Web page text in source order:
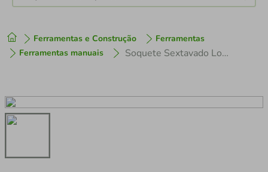
Ferramentas e Construção
Ferramentas
Ferramentas manuais
Soquete Sextavado Longo 1/2 12Mm Corneta
1º tenis
3º